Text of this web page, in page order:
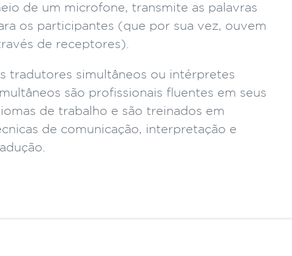
de um microfone, transmite as palavras
os participantes (que por sua vez, ouvem
de receptores).
tradutores simultâneos ou intérpretes
são profissionais fluentes em seus
de trabalho e são treinados em
de comunicação, interpretação e